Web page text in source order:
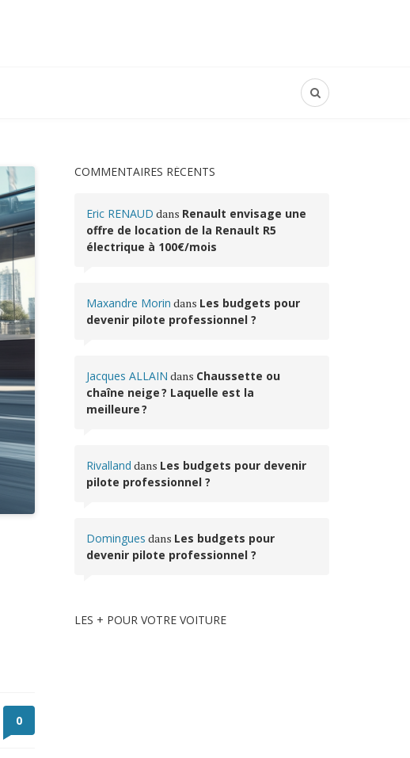
0
COMMENTAIRES RÉCENTS
Eric RENAUD dans Renault envisage une
offre de location de la Renault R5
électrique à 100€/mois
Maxandre Morin dans Les budgets pour
devenir pilote professionnel ?
Jacques ALLAIN dans Chaussette ou
chaîne neige ? Laquelle est la
meilleure ?
Rivalland dans Les budgets pour devenir
pilote professionnel ?
Domingues dans Les budgets pour
devenir pilote professionnel ?
LES + POUR VOTRE VOITURE